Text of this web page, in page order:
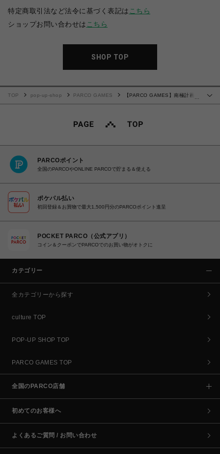
特定商取引法など法令に基づく表記は こちら
ショップお問い合わせは こちら
SHOP TOP
…
TOP pop-up-shop PARCO GAMES
【PARCO GAMES】南極計画
PARCOポイント
全国のPARCOやONLINE PARCOで貯まる＆使える
ポケパル払い
初回登録＆お買物で最大1,500円分のPARCOポイント進呈
POCKET PARCO（公式アプリ）
コイン＆クーポンでPARCOでのお買い物がオトクに
カテゴリー
全カテゴリーから探す
culture TOP
POP-UP SHOP TOP
PARCO GAMES TOP
全国のPARCO店舗
初めてのお客様へ
よくあるご質問 / お問い合わせ